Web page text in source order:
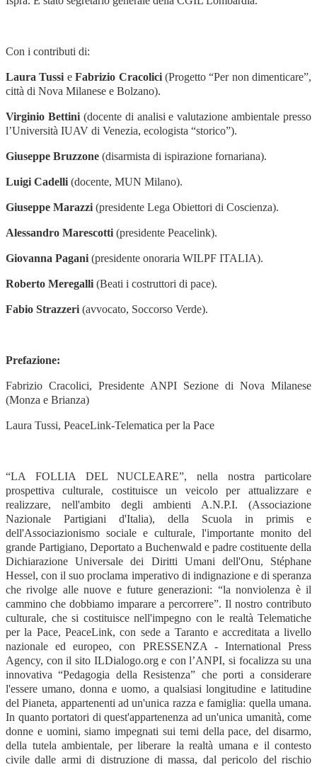
Con i contributi di:
Laura Tussi eFabrizio Cracolici(Progetto “Per non dimenticare”,
città di Nova Milanese e Bolzano).
Virginio Bettini(docente di analisi e valutazione ambientale presso
l’Università IUAV di Venezia, ecologista “storico”).
Giuseppe Bruzzone (disarmista di ispirazione fornariana).
Luigi Cadelli (docente, MUN Milano).
Giuseppe Marazzi (presidente Lega Obiettori di Coscienza).
Alessandro Marescotti (presidente Peacelink).
Giovanna Pagani (presidente onoraria WILPF ITALIA).
Roberto Meregalli (Beati i costruttori di pace).
Fabio Strazzeri (avvocato, Soccorso Verde).
Prefazione:
Fabrizio Cracolici, Presidente ANPI Sezione di Nova Milanese
(Monza e Brianza)
Laura Tussi, PeaceLink-Telematica per la Pace
“LA FOLLIA DEL NUCLEARE”, nella nostra particolare
prospettiva culturale, costituisce un veicolo per attualizzare e
realizzare, nell'ambito degli ambienti A.N.P.I. (Associazione
Nazionale Partigiani d'Italia), della Scuola in primis e
dell'Associazionismo sociale e culturale, l'importante monito del
grande Partigiano, Deportato a Buchenwald e padre costituente della
Dichiarazione Universale dei Diritti Umani dell'Onu, Stéphane
Hessel, con il suo proclama imperativo di indignazione e di speranza
che rivolge alle nuove e future generazioni: “la nonviolenza è il
cammino che dobbiamo imparare a percorrere”. Il nostro contributo
culturale, che si costituisce nell'impegno con le realtà Telematiche
per la Pace, PeaceLink, con sede a Taranto e accreditata a livello
nazionale ed europeo, con PRESSENZA - International Press
Agency, con il sito ILDialogo.org e con l’ANPI, si focalizza su una
innovativa “Pedagogia della Resistenza” che porti a considerare
l'essere umano, donna e uomo, a qualsiasi longitudine e latitudine
del Pianeta, appartenenti ad un'unica razza e famiglia: quella umana.
In quanto portatori di quest'appartenenza ad un'unica umanità, come
donne e uomini, siamo impegnati sui temi della pace, del disarmo,
della tutela ambientale, per liberare la realtà umana e il contesto
civile dalle armi di distruzione di massa, dal pericolo del rischio